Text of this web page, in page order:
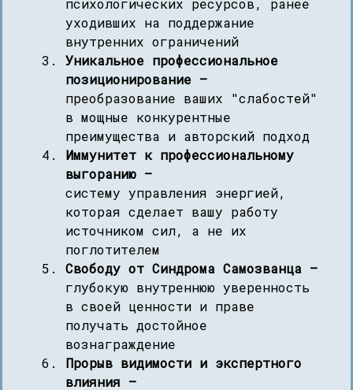
психологических ресурсов, ранее
уходивших на поддержание
внутренних ограничений
Уникальное профессиональное
позиционирование —
преобразование ваших "слабостей"
в мощные конкурентные
преимущества и авторский подход
Иммунитет к профессиональному
выгоранию —
систему управления энергией,
которая сделает вашу работу
источником сил, а не их
поглотителем
Свободу от Синдрома Самозванца —
глубокую внутреннюю уверенность
в своей ценности и праве
получать достойное
вознаграждение
Прорыв видимости и экспертного
влияния —